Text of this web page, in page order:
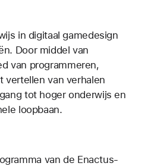
in digitaal gamedesign
Door middel van
van programmeren,
vertellen van verhalen
tot hoger onderwijs en
loopbaan.
van de Enactus-